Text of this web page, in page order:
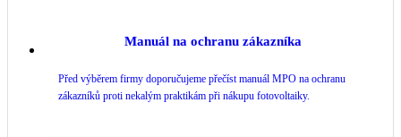
Manuál na ochranu zákazníka
Před výběrem firmy doporučujeme přečíst manuál MPO na ochranu
zákazníků proti nekalým praktikám při nákupu fotovoltaiky.